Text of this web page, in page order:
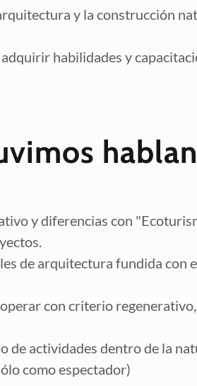
y la construcción
habilidades y
y diferencias con
de arquitectura fundida con
con criterio
de actividades dentro de la
como espectador)